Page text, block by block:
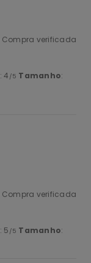
Compra verificada
: 4 /5 Tamanho:
Compra verificada
: 5 /5 Tamanho: